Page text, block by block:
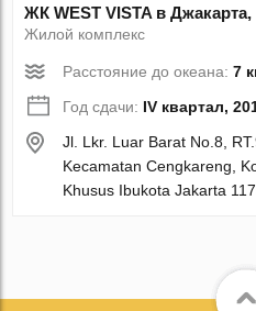
ЖК WEST VISTA в
Жилой комплекс
Расстояние до океана:7
Год сдачи: IV квартал,
Jl. Lkr. Luar Barat No.8,
Kecamatan Cengkareng,
Khusus Ibukota Jakarta